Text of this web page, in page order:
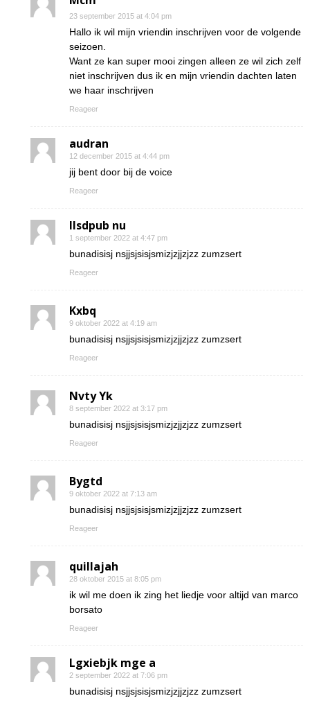
23 september 2015 at 4:04 pm
Hallo ik wil mijn vriendin inschrijven voor de volgende
seizoen.
Want ze kan super mooi zingen alleen ze wil zich zelf
niet inschrijven dus ik en mijn vriendin dachten laten
we haar inschrijven
Reageer
audran
12 december 2015 at 4:44 pm
jij bent door bij de voice
Reageer
Ilsdpub nu
1 september 2022 at 4:47 pm
bunadisisj nsjjsjsisjsmizjzjjzjzz zumzsert
Reageer
Kxbq
9 oktober 2022 at 4:19 am
bunadisisj nsjjsjsisjsmizjzjjzjzz zumzsert
Reageer
Nvty Yk
8 september 2022 at 3:17 pm
bunadisisj nsjjsjsisjsmizjzjjzjzz zumzsert
Reageer
Bygtd
9 oktober 2022 at 7:13 am
bunadisisj nsjjsjsisjsmizjzjjzjzz zumzsert
Reageer
quillajah
28 oktober 2015 at 8:05 pm
ik wil me doen ik zing het liedje voor altijd van marco
borsato
Reageer
Lgxiebjk mge a
2 september 2022 at 7:06 pm
bunadisisj nsjjsjsisjsmizjzjjzjzz zumzsert